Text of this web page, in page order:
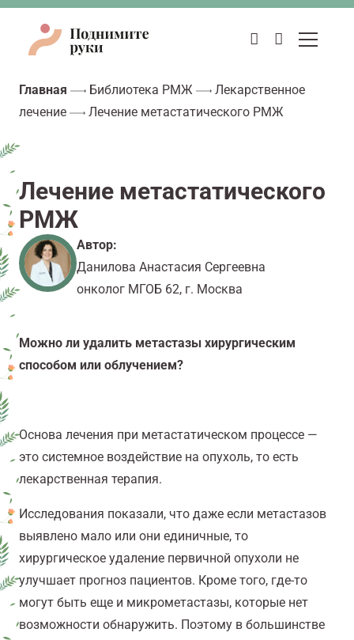
Главная Библиотека РМЖ
Лекарственное
лечение
Лечение метастатического РМЖ
Лечение метастатического
РМЖ
Автор:
Данилова Анастасия Сергеевна
онколог МГОБ 62, г. Москва
Можно ли удалить метастазы хирургическим
способом или облучением?
Основа лечения при метастатическом процессе —
это системное воздействие на опухоль, то есть
лекарственная терапия.
Исследования показали, что даже если метастазов
выявлено мало или они единичные, то
хирургическое удаление первичной опухоли не
улучшает прогноз пациентов. Кроме того, где-то
могут быть еще и микрометастазы, которые нет
возможности обнаружить. Поэтому в большинстве